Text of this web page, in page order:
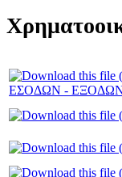
ΕΣΟΔΩΝ - ΕΞΟΔΩΝ